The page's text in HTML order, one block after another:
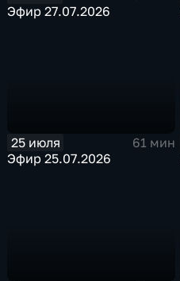
Эфир 27.07.2026
25 июля
61 мин
Эфир 25.07.2026